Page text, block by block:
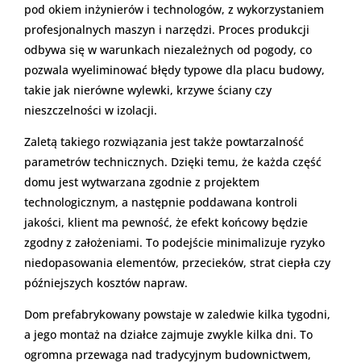
pod okiem inżynierów i technologów, z wykorzystaniem
profesjonalnych maszyn i narzędzi. Proces produkcji
odbywa się w warunkach niezależnych od pogody, co
pozwala wyeliminować błędy typowe dla placu budowy,
takie jak nierówne wylewki, krzywe ściany czy
nieszczelności w izolacji.
Zaletą takiego rozwiązania jest także powtarzalność
parametrów technicznych. Dzięki temu, że każda część
domu jest wytwarzana zgodnie z projektem
technologicznym, a następnie poddawana kontroli
jakości, klient ma pewność, że efekt końcowy będzie
zgodny z założeniami. To podejście minimalizuje ryzyko
niedopasowania elementów, przecieków, strat ciepła czy
późniejszych kosztów napraw.
Dom prefabrykowany powstaje w zaledwie kilka tygodni,
a jego montaż na działce zajmuje zwykle kilka dni. To
ogromna przewaga nad tradycyjnym budownictwem,